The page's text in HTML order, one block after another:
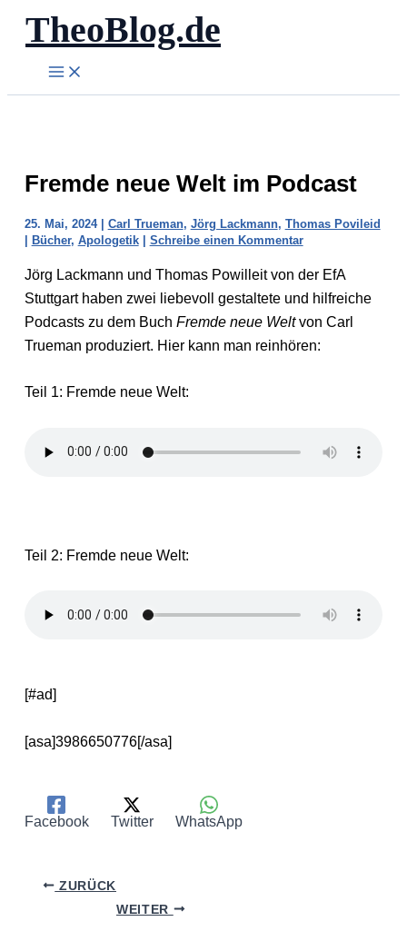
Zum
Inhalt
springen
TheoBlog.de
Fremde neue Welt im Podcast
25. Mai, 2024 | Carl Trueman, Jörg Lackmann, Thomas Povileid
| Bücher, Apologetik| Schreibe einen Kommentar
Jörg Lackmann und Thomas Powilleit von der EfA
Stuttgart haben zwei liebevoll gestaltete und hilfreiche
Podcasts zu dem Buch Fremde neue Weltvon Carl
Trueman produziert. Hier kann man reinhören:
Teil 1: Fremde neue Welt:
Teil 2: Fremde neue Welt:
[#ad]
[asa]3986650776[/asa]
Facebook Twitter WhatsApp
ZURÜCK
WEITER